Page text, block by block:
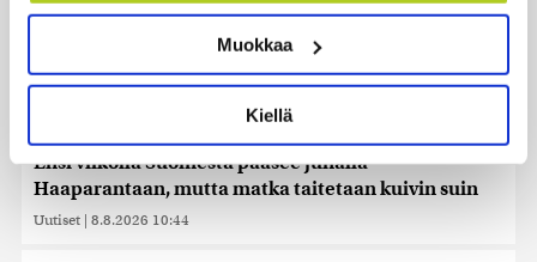
ominaispiirteitä aktiivisesti (sormenjäljen
Lue lisää siitä, miten henkilötietojasi käsitellään ja miten
suostumustasi tai peruuttaa sen milloin vain
evästeilmoituksessa.
Käytämme evästeitä tarjoamamme sisällön ja mainosten
räätälöimiseen, sosiaalisen median ominaisuuksien
Muokkaa
Kiellä
Suomessa näkyy keskiviikkona osittainen
auringonpimennys
Ensi viikolla Suomesta pääsee junalla
Haaparantaan, mutta matka taitetaan kuivin suin
Uutiset | 8.8.2026 10:44